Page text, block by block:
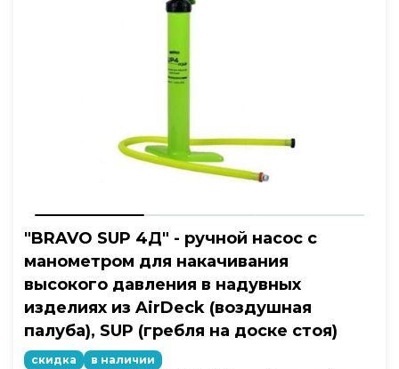
"BRAVO SUP 4Д" - ручной насос с
манометром для накачивания
высокого давления в надувных
изделиях из AirDeck (воздушная
палуба), SUP (гребля на доске стоя)
скидка в наличии